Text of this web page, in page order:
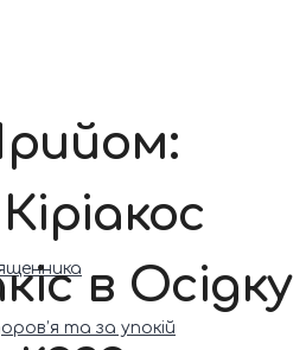
та за упокій
в Осідку